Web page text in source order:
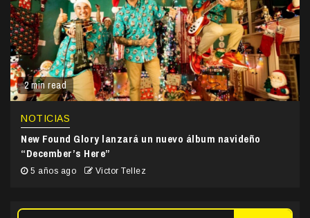
2 min read
NOTICIAS
New Found Glory lanzará un nuevo álbum navideño
“December’s Here”
5 años ago Victor Tellez